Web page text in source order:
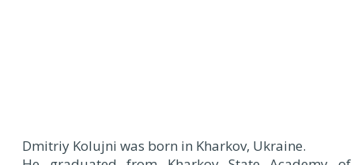
Dmitriy Kolujni was born in Kharkov, Ukraine.